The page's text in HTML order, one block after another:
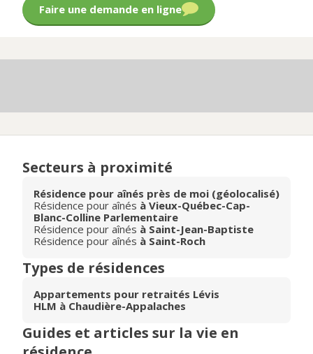
Faire une demande en ligne
Secteurs à proximité
Résidence pour aînés près de moi (géolocalisé)
Résidence pour aînés à Vieux-Québec-Cap-
Blanc-Colline Parlementaire
Résidence pour aînés à Saint-Jean-Baptiste
Résidence pour aînés à Saint-Roch
Types de résidences
Appartements pour retraités Lévis
HLM à Chaudière-Appalaches
Guides et articles sur la vie en